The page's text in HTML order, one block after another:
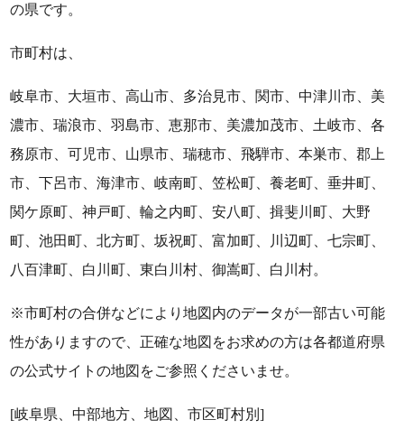
の県です。
市町村は、
岐阜市、大垣市、高山市、多治見市、関市、中津川市、美
濃市、瑞浪市、羽島市、恵那市、美濃加茂市、土岐市、各
務原市、可児市、山県市、瑞穂市、飛騨市、本巣市、郡上
市、下呂市、海津市、岐南町、笠松町、養老町、垂井町、
関ケ原町、神戸町、輪之内町、安八町、揖斐川町、大野
町、池田町、北方町、坂祝町、富加町、川辺町、七宗町、
八百津町、白川町、東白川村、御嵩町、白川村。
※市町村の合併などにより地図内のデータが一部古い可能
性がありますので、正確な地図をお求めの方は各都道府県
の公式サイトの地図をご参照くださいませ。
[岐阜県、中部地方、地図、市区町村別]